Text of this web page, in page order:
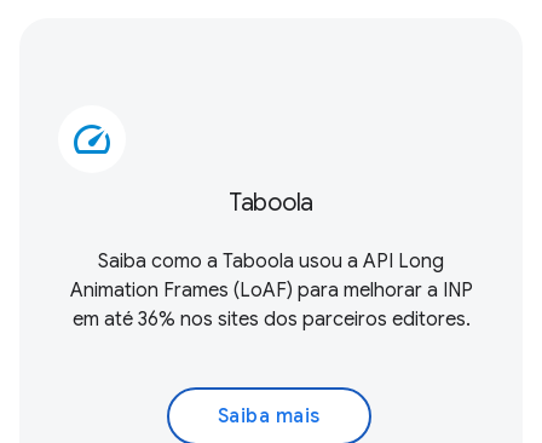
speed
Taboola
Saiba como a Taboola usou a API Long
Animation Frames (LoAF) para melhorar a INP
em até 36% nos sites dos parceiros editores.
Saiba mais